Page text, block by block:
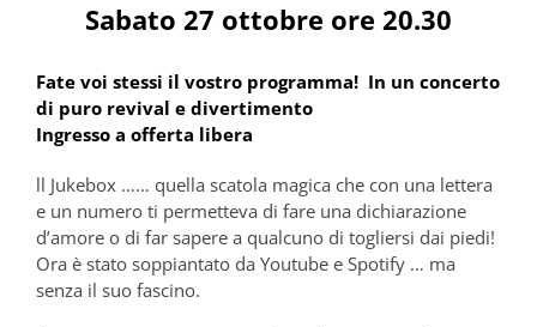
Sabato 27 ottobre ore 20.30
Fate voi stessi il vostro programma! In un concerto
di puro revival e divertimento
Ingresso a offerta libera
ll Jukebox …… quella scatola magica che con una lettera
e un numero ti permetteva di fare una dichiarazione
d’amore o di far sapere a qualcuno di togliersi dai piedi!
Ora è stato soppiantato da Youtube e Spotify … ma
senza il suo fascino.